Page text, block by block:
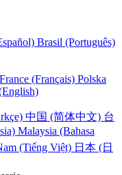
Brasil (Português)
France (Français) Polska
中国 (简体中文) 台
Malaysia (Bahasa
(Tiếng Việt) 日本 (日